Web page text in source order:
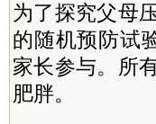
为了探究父母
的随机预防试
家长参与。所
肥胖。